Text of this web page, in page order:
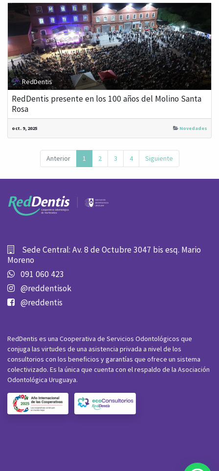
RedDentis
RedDentis presente en los 100 años del Molino Santa
Rosa
oct. 9, 2025 Novedades
Anterior 1 2 3 4 Siguiente
Sede Central: Av. 8 de Octubre 3047 bis esq. Mario
Moreno
091 060 423
@reddentisok
@reddentis
RedDentis es una Cooperativa de Servicios Odontológicos que
conjuga las virtudes de una asistencia privada a nivel de los
consultorios con los beneficios y garantías que ofrece un sistema
colectivizado. Es la única que cuenta con el respaldo de la Asociación
Odontológica Uruguaya.